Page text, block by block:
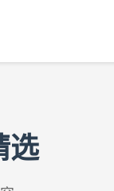
选